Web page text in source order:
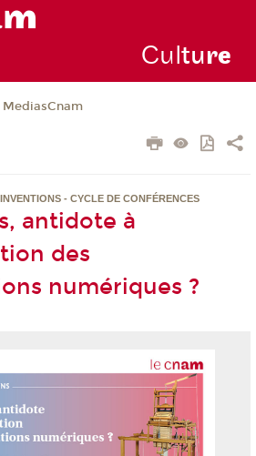
Culture
MediasCnam
- CYCLE DE CONFÉRENCES
antidote à
des
numériques ?